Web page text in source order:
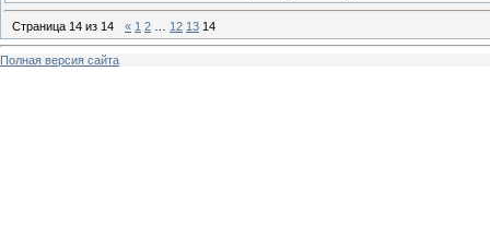
Страница 14 из 14 « 1 2 12 13 14
Полная версия сайта